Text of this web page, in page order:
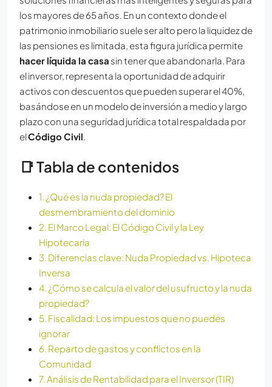
los mayores de 65 años. En un contexto donde el
patrimonio inmobiliario suele ser alto pero la liquidez de
las pensiones es limitada, esta figura jurídica permite
hacer líquida la casa sin tener que abandonarla. Para
el inversor, representa la oportunidad de adquirir
activos con descuentos que pueden superar el 40%,
basándose en un modelo de inversión a medio y largo
plazo con una seguridad jurídica total respaldada por
elCódigo Civil.
📑 Tabla de contenidos
1. ¿Qué es la nuda propiedad? El
desmembramiento del dominio
2. El Marco Legal: El Código Civil y la Ley
Hipotecaria
3. Diferencias clave: Nuda Propiedad vs. Hipoteca
Inversa
4. ¿Cómo se calcula el valor del usufructo y la nuda
propiedad?
5. Fiscalidad: Los impuestos que no puedes
ignorar
6. Reparto de gastos y conflictos en la
Comunidad
7. Análisis de Rentabilidad para el Inversor (TIR)